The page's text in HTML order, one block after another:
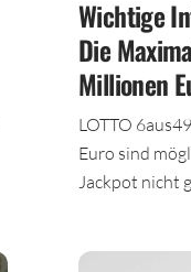
Wichtige
Die
Millionen
LOTTO
Euro sind
Jackpot nicht